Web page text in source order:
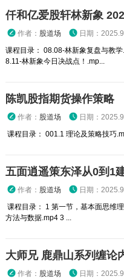
作者： 股道场 日期：
课程目录： 08.08-林新象复盘与教
8.11-林新象今日决战点！.mp...
陈凯股指期货操作策略
作者： 股道场 日期：
课程目录： 001.1 理论及策略技巧
五面逍遥策东泽从0到1
作者： 股道场 日期：
课程目录： 1 第一节，基本面思维
方法与数据.mp4 3 ...
大师兄 鹿鼎山系列缠论
作者： 股道场 日期：